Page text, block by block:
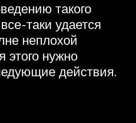
такого
таки удается
неплохой
этого нужно
действия.